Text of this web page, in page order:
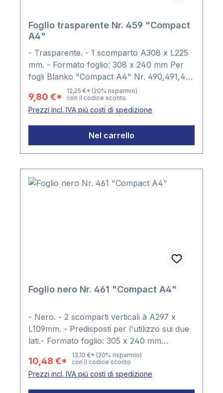
Foglio trasparente Nr. 459 "Compact
A4"
- Trasparente. - 1 scomparto A308 x L225
mm. - Formato foglio: 308 x 240 mm Per
fogli Blanko "Compact A4" Nr. 490,491,492
Confezione: 5 fogli
9,80 €*
12,25 €* (20% risparmio)
con il codice sconto
Prezzi incl. IVA piú costi di spedizione
Nel carrello
Foglio nero Nr. 461 "Compact A4"
- Nero. - 2 scomparti verticali à A297 x
L109mm. - Predisposti per l'utilizzo sui due
lati.- Formato foglio: 305 x 240 mm
Confezione: 5 fogli
10,48 €*
13,10 €* (20% risparmio)
con il codice sconto
Prezzi incl. IVA piú costi di spedizione